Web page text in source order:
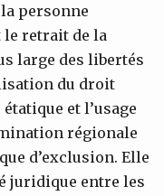
personne
retrait de la
large des libertés
du droit
et l’usage
régionale
d’exclusion. Elle
juridique entre les